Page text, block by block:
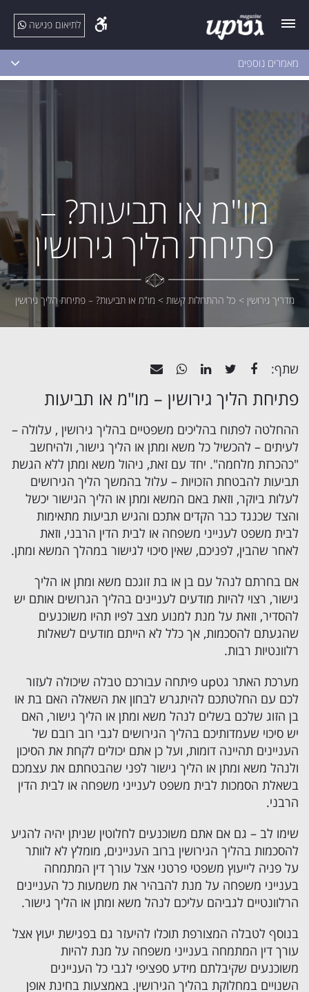
לתיאום פגישה
מאמרים נוספים
מו"מ או תביעות? –
פתיחת הליך גירושין
מדריך גירושין > כל ההתחלות קשות > מו"מ או תביעות? – פתיחת הליך גירושין
שתף:
פתיחת הליך גירושין – מו"מ או תביעות
ההחלטה לפתוח בהליכים משפטיים בהליך גירושין , עלולה –
לעיתים – להכשיל כל משא ומתן או הליך גישור, ולהיחשב
"כהכרזת מלחמה". יחד עם זאת, ניהול משא ומתן ללא הגשת
תביעות להבטחת הזכויות – עלול בהמשך הליך הגירושים
לעלות ביוקר, וזאת באם המשא ומתן או הליך הגישור יכשל
והצד שכנגד כבר הקדים אתכם והגיש תביעות מתאימות
לבית משפט לענייני משפחה או לבית הדין הרבני, וזאת
לאחר שהבין, לפניכם, שאין סיכוי לגישור במהלך המשא ומתן.
אם בחרתם לנהל עם בן או בת זוגכם משא ומתן או הליך
גישור, רצוי להיות מודעים לעניינים בהליך הגרושים אותם יש
להסדיר, וזאת על מנת למנוע מצב לפיו תהיו משוכנעים
שהגעתם להסכמות, אך כלל לא הייתם מודעים לשאלות
רלוונטיות רבות.
מערכת האתר גטup פיתחה עבורכם טבלה שיכולה לעזור
לכם עם החלטתכם להיתגרש לבחון את השאלה האם בת או
בן הזוג שלכם בשלים לנהל משא ומתן או הליך גישור, האם
יש סיכוי שעמדותיכם בהליך הגירושים לגבי רוב רובם של
העניינים תהיינה דומות, ועל כן אתם יכולים לקחת את הסיכון
ולנהל משא ומתן או הליך גישור לפני שהבטחתם את עצמכם
בשאלת הסמכות לבית משפט לענייני משפחה או לבית הדין
הרבני.
שימו לב – גם אם אתם משוכנעים לחלוטין שניתן יהיה להגיע
להסכמות בהליך הגירושין ברוב העניינים, מומלץ לא לוותר
על פניה לייעוץ משפטי פרטני אצל עורך דין המתמחה
בענייני משפחה על מנת להבהיר את משמעות כל העניינים
הרלוונטיים לגביהם עליכם לנהל משא ומתן או הליך גישור.
בנוסף לטבלה המצורפת תוכלו להיעזר גם בפגישת יעוץ אצל
עורך דין המתמחה בענייני משפחה על מנת להיות
משוכנעים שקיבלתם מידע ספציפי לגבי כל העניינים
השנויים במחלוקת בהליך הגירושין. באמצעות בחינת אופן